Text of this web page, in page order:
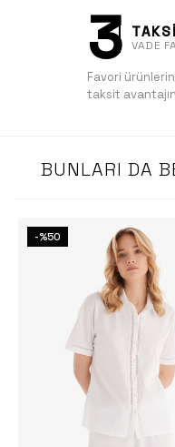
3 VADE
Favori
taksit
BUNLARI DA
-%50